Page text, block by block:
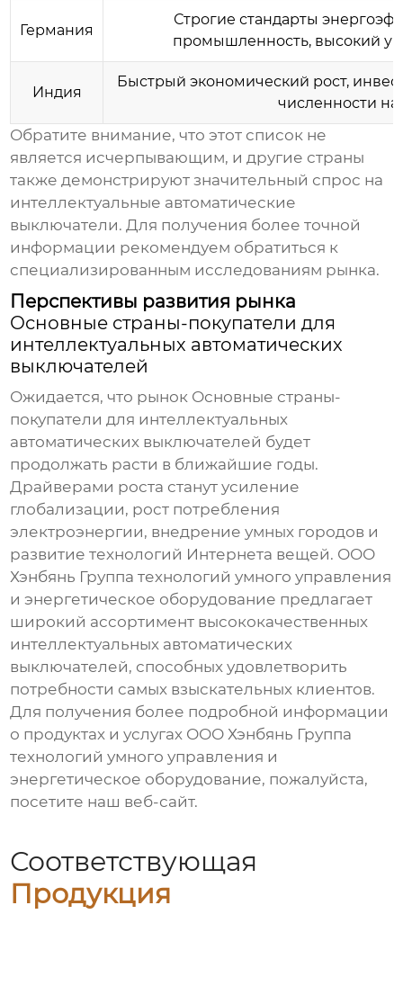
Германия
Строгие стандарты
промышленность, высокий
Индия
Быстрый экономический рост,
численности
Обратите внимание, что этот список не
является исчерпывающим, и другие страны
также демонстрируют значительный спрос на
интеллектуальные автоматические
выключатели. Для получения более точной
информации рекомендуем обратиться к
специализированным исследованиям рынка.
Перспективы развития рынка
Основные страны-покупатели для
интеллектуальных автоматических
выключателей
Ожидается, что рынок Основные страны-
покупатели для интеллектуальных
автоматических выключателей будет
продолжать расти в ближайшие годы.
Драйверами роста станут усиление
глобализации, рост потребления
электроэнергии, внедрение умных городов и
развитие технологий Интернета вещей. ООО
Хэнбянь Группа технологий умного управления
и энергетическое оборудование предлагает
широкий ассортимент высококачественных
интеллектуальных автоматических
выключателей, способных удовлетворить
потребности самых взыскательных клиентов.
Для получения более подробной информации
о продуктах и услугах ООО Хэнбянь Группа
технологий умного управления и
энергетическое оборудование, пожалуйста,
посетите наш веб-сайт.
Соответствующая
Продукция